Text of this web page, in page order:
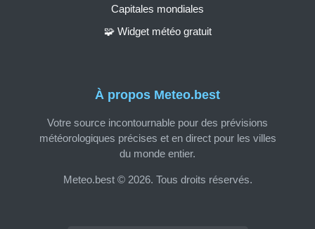
À propos Meteo.best
Votre source incontournable pour des prévisions
météorologiques précises et en direct pour les villes
du monde entier.
Meteo.best © 2026. Tous droits réservés.
Capitales mondiales
🧩 Widget météo gratuit